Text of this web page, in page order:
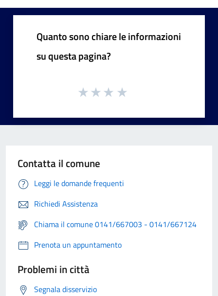
Quanto sono chiare le informazioni
su questa pagina?
Contatta il comune
Leggi le domande frequenti
Richiedi Assistenza
Chiama il comune 0141/667003 - 0141/667124
Prenota un appuntamento
Problemi in città
Segnala disservizio